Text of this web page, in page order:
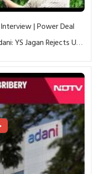
| Power Deal
YS Jagan Rejects US